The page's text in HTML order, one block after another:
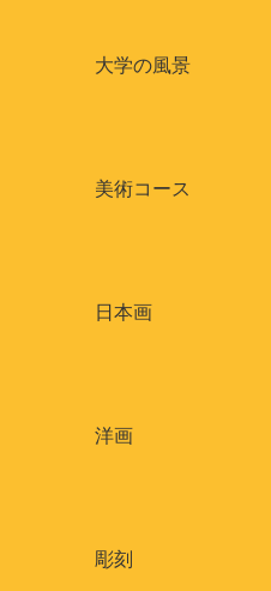
大学の風景
美術コース
日本画
洋画
彫刻